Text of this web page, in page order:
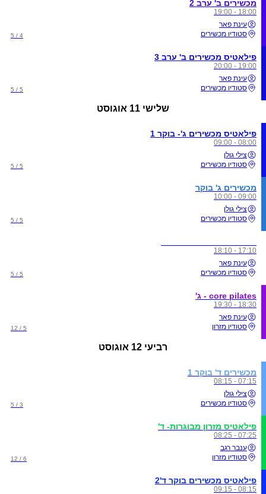
מכשירים ב' ערב 2
18:00 - 19:00
עינת פאר
סטודיו מכשירים
4 / 5
פילאטיס מכשירים ב' ערב 3
19:00 - 20:00
עינת פאר
סטודיו מכשירים
5 / 5
שלישי 11 אוגוסט
פילאטיס מכשירים ג'- בוקר 1
08:00 - 09:00
צילי גולן
סטודיו מכשירים
5 / 5
מכשירים ג' בוקר
09:00 - 10:00
צילי גולן
סטודיו מכשירים
5 / 5
17:10 - 18:10
עינת פאר
סטודיו מכשירים
5 / 5
core pilates - ג'
18:30 - 19:30
עינת פאר
סטודיו מזרון
5 / 12
רביעי 12 אוגוסט
מכשירים ד' בוקר 1
07:15 - 08:15
צילי גולן
סטודיו מכשירים
3 / 5
פילאטיס מזרון מבוגרות- ד'
07:25 - 08:25
ענבר רגב
סטודיו מזרון
6 / 12
פילאטיס מכשירים בוקר ד'2
08:15 - 09:15